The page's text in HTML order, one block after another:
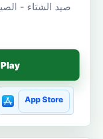
صيد الشتاء -
App Store